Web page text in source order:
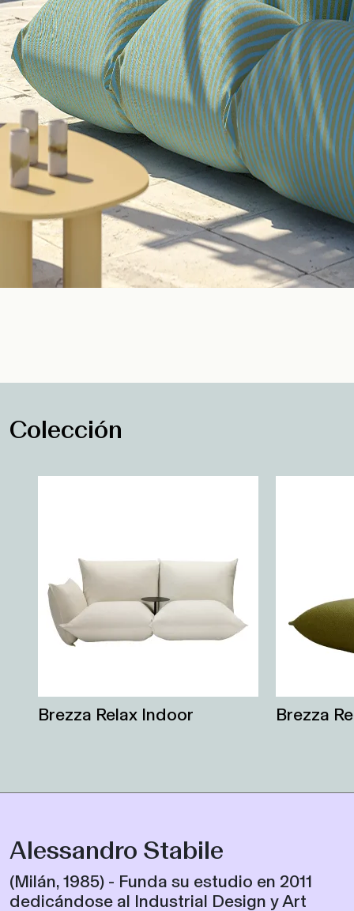
Colección
Brezza Relax Indoor Brezza
Alessandro Stabile
(Milán, 1985) - Funda su estudio en 2011
dedicándose al Industrial Design y Art